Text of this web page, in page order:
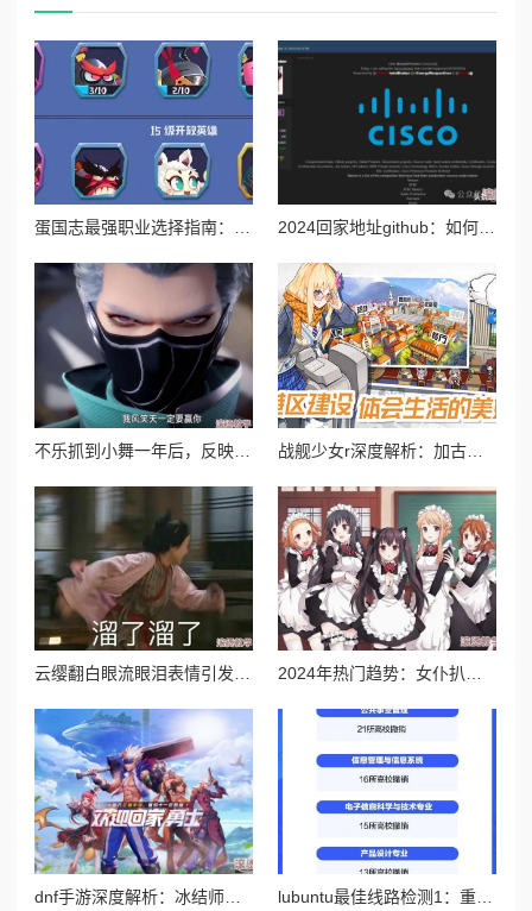
2024回家地址github：如何使用github进行高效的代码管理与协作开发技巧详解
战舰少女r深度解析：加古图鉴全攻略及高效建造公式揭秘
lubuntu最佳线路检测1：重磅消息揭示全新技术突破，提升网络稳定性与速度的革命性进展！